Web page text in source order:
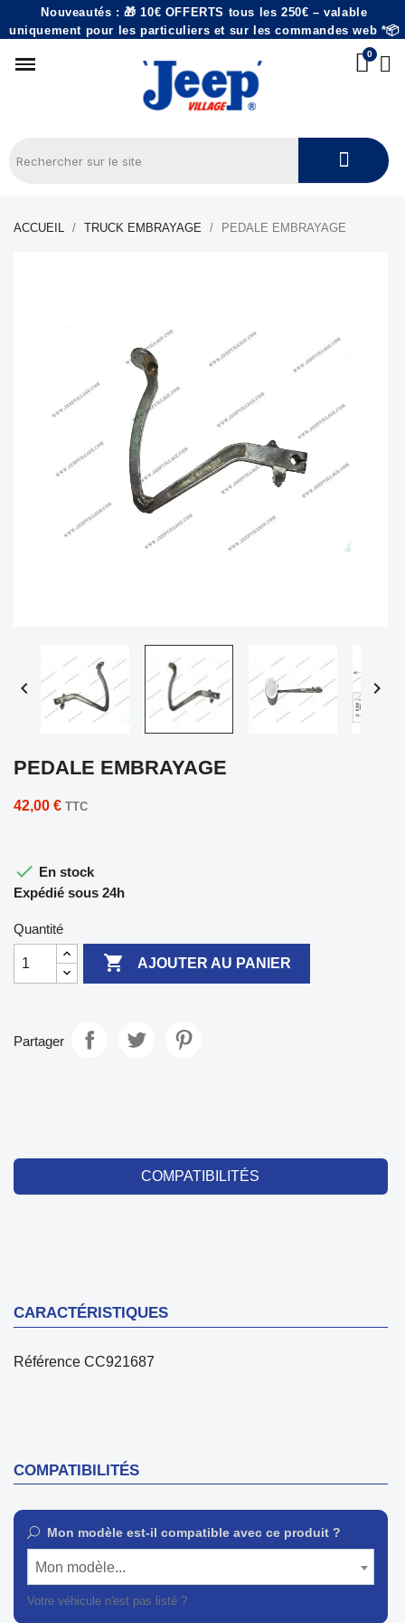
Nouveautés : 🎁 10€ OFFERTS tous les 250€ – valable
uniquement pour les particuliers et sur les commandes web *📦
ACCUEIL TRUCK EMBRAYAGE PEDALE EMBRAYAGE
 
PEDALE EMBRAYAGE
42,00 € TTC
 En stock
Expédié sous 24h
Quantité
 AJOUTER AU PANIER
Partager
COMPATIBILITÉS
CARACTÉRISTIQUES
Référence CC921687
COMPATIBILITÉS
Mon modèle est-il compatible avec ce produit ?
Mon modèle...
Votre véhicule n'est pas listé ?